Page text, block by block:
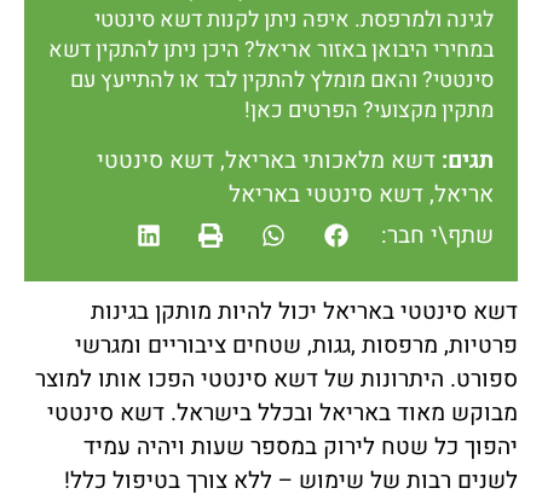
לגינה ולמרפסת. איפה ניתן לקנות דשא סינטטי
במחירי היבואן באזור אריאל? היכן ניתן להתקין דשא
סינטטי? והאם מומלץ להתקין לבד או להתייעץ עם
מתקין מקצועי? הפרטים כאן!
תגים: דשא מלאכותי באריאל,דשא סינטטי
אריאל,דשא סינטטי באריאל
שתף\י חבר:
דשא סינטטי באריאל יכול להיות מותקן בגינות
פרטיות, מרפסות ,גגות, שטחים ציבוריים ומגרשי
ספורט. היתרונות של דשא סינטטי הפכו אותו למוצר
מבוקש מאוד באריאל ובכלל בישראל. דשא סינטטי
יהפוך כל שטח לירוק במספר שעות ויהיה עמיד
לשנים רבות של שימוש – ללא צורך בטיפול כלל!